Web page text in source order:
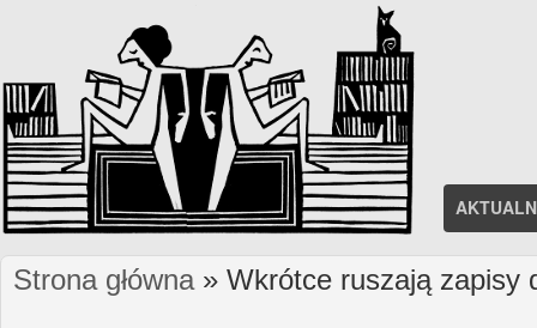
Jesteś tutaj
Strona główna» Wkrótce ruszają zapisy